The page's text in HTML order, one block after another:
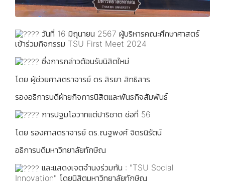
วันที่ 16 มิถุนายน 2567 ผู้บริหารคณะศึกษาศาสตร์
เข้าร่วมกิจกรรม TSU First Meet 2024
ซึ่งการกล่าวต้อนรับนิสิตใหม่
โดย ผู้ช่วยศาสตราจารย์ ดร.สิรยา สิทธิสาร
รองอธิการบดีฝ่ายกิจการนิสิตและพันธกิจสัมพันธ์
การปฐมโอวาทแต่ปาริชาต ช่อที่ 56
โดย รองศาสตราจารย์ ดร.ณฐพงศ์ จิตรนิรัตน์
อธิการบดีมหาวิทยาลัยทักษิณ
และแสดงเจตจำนงร่วมกัน : "TSU Social
Innovation" โดยนิสิตมหาวิทยาลัยทักษิณ